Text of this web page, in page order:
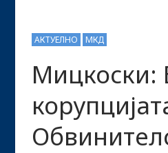
АКТУЕЛНО МКД
Мицкоски: